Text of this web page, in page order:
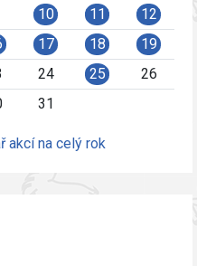
10 11
12
17 18
19
24 25
26
31
akcí na celý rok